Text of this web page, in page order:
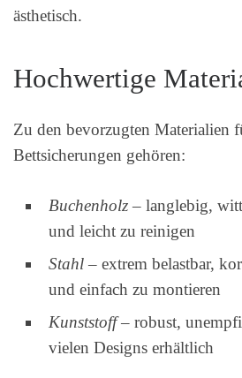
ästhetisch.
Hochwertige
Zu den bevorzugten Materialien
Bettsicherungen gehören:
Buchenholz – langlebig,
und leicht zu reinigen
Stahl – extrem belastbar,
und einfach zu montieren
Kunststoff– robust,
vielen Designs erhältlich